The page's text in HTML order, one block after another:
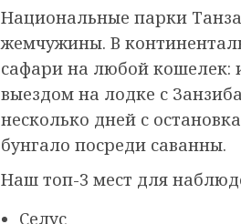
Национальные парки
жемчужины. В
сафари на любой кошелек:
выездом на лодке с
несколько дней с
бунгало посреди саванны.
Наш топ-3 мест для
Селус